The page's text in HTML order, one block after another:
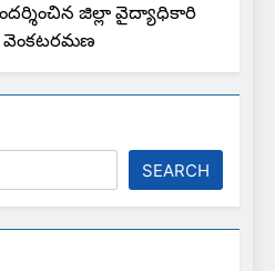
జిల్లా వైద్యాధికారి
వెంకటరమణ
SEARCH